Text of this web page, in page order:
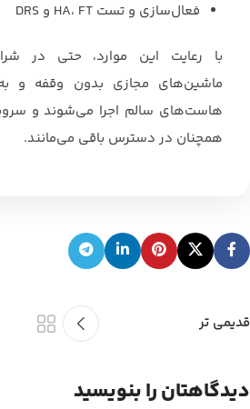
فعال‌سازی و تست HA، FT و DRS
با رعایت این موارد، حتی در
ماشین‌های مجازی بدون وقفه و
هاست‌های سالم اجرا می‌شوند و
همچنان در دسترس باقی می‌مانند.
قدیمی تر
دیدگاهتان را بنویسید